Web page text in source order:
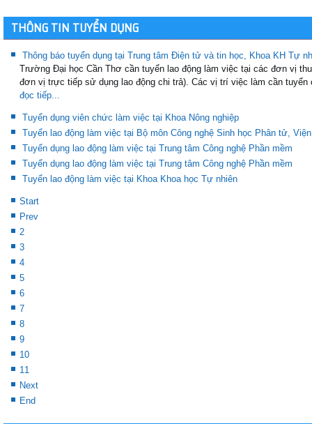
THÔNG TIN TUYỂN DỤNG
Thông báo tuyển dụng tại Trung tâm Điện tử và tin học, Khoa KH Tự
Trường Đại học Cần Thơ cần tuyển lao động làm việc tại các đơn vị
đơn vị trực tiếp sử dụng lao động chi trả). Các vị trí việc làm cần tuyển
đọc tiếp...
Tuyển dụng viên chức làm việc tại Khoa Nông nghiệp
Tuyển lao động làm việc tại Bộ môn Công nghệ Sinh học Phân tử,
Tuyển dụng lao động làm việc tại Trung tâm Công nghệ Phần mềm
Tuyển dụng lao động làm việc tại Trung tâm Công nghệ Phần mềm
Tuyển lao động làm việc tại Khoa Khoa học Tự nhiên
Start
Prev
2
3
4
5
6
7
8
9
10
11
Next
End